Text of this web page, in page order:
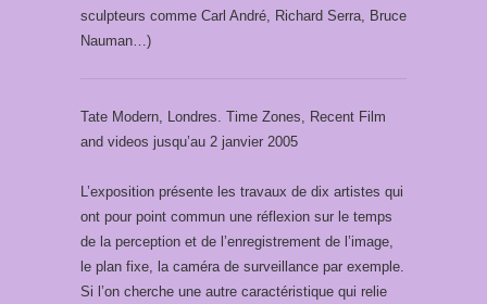
sculpteurs comme Carl André, Richard Serra, Bruce
Nauman…)
Tate Modern, Londres. Time Zones, Recent Film
and videos jusqu’au 2 janvier 2005
L’exposition présente les travaux de dix artistes qui
ont pour point commun une réflexion sur le temps
de la perception et de l’enregistrement de l’image,
le plan fixe, la caméra de surveillance par exemple.
Si l’on cherche une autre caractéristique qui relie